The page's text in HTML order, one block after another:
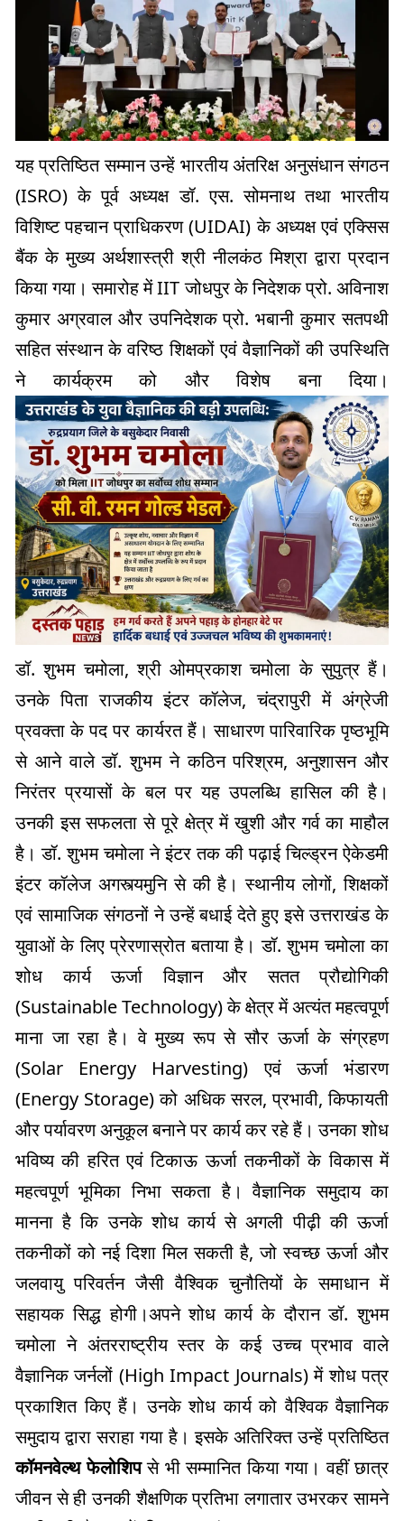
यह प्रतिष्ठित सम्मान उन्हें भारतीय अंतरिक्ष अनुसंधान संगठन
(ISRO) के पूर्व अध्यक्ष डॉ. एस. सोमनाथ तथा भारतीय
विशिष्ट पहचान प्राधिकरण (UIDAI) के अध्यक्ष एवं एक्सिस
बैंक के मुख्य अर्थशास्त्री श्री नीलकंठ मिश्रा द्वारा प्रदान
किया गया। समारोह में IIT जोधपुर के निदेशक प्रो. अविनाश
कुमार अग्रवाल और उपनिदेशक प्रो. भबानी कुमार सतपथी
सहित संस्थान के वरिष्ठ शिक्षकों एवं वैज्ञानिकों की उपस्थिति
ने कार्यक्रम को और विशेष बना दिया।
डॉ. शुभम चमोला, श्री ओमप्रकाश चमोला के सुपुत्र हैं।
उनके पिता राजकीय इंटर कॉलेज, चंद्रापुरी में अंग्रेजी
प्रवक्ता के पद पर कार्यरत हैं। साधारण पारिवारिक पृष्ठभूमि
से आने वाले डॉ. शुभम ने कठिन परिश्रम, अनुशासन और
निरंतर प्रयासों के बल पर यह उपलब्धि हासिल की है।
उनकी इस सफलता से पूरे क्षेत्र में खुशी और गर्व का माहौल
है। डॉ. शुभम चमोला ने इंटर तक की पढ़ाई चिल्ड्रन ऐकेडमी
इंटर कॉलेज अगस्त्यमुनि से की है।स्थानीय लोगों, शिक्षकों
एवं सामाजिक संगठनों ने उन्हें बधाई देते हुए इसे उत्तराखंड के
युवाओं के लिए प्रेरणास्रोत बताया है। डॉ. शुभम चमोला का
शोध कार्य ऊर्जा विज्ञान और सतत प्रौद्योगिकी
(Sustainable Technology) के क्षेत्र में अत्यंत महत्वपूर्ण
माना जा रहा है। वे मुख्य रूप से सौर ऊर्जा के संग्रहण
(Solar Energy Harvesting) एवं ऊर्जा भंडारण
(Energy Storage) को अधिक सरल, प्रभावी, किफायती
और पर्यावरण अनुकूल बनाने पर कार्य कर रहे हैं। उनका शोध
भविष्य की हरित एवं टिकाऊ ऊर्जा तकनीकों के विकास में
महत्वपूर्ण भूमिका निभा सकता है। वैज्ञानिक समुदाय का
मानना है कि उनके शोध कार्य से अगली पीढ़ी की ऊर्जा
तकनीकों को नई दिशा मिल सकती है, जो स्वच्छ ऊर्जा और
जलवायु परिवर्तन जैसी वैश्विक चुनौतियों के समाधान में
सहायक सिद्ध होगी।अपने शोध कार्य के दौरान डॉ. शुभम
चमोला ने अंतरराष्ट्रीय स्तर के कई उच्च प्रभाव वाले
वैज्ञानिक जर्नलों (High Impact Journals) में शोध पत्र
प्रकाशित किए हैं। उनके शोध कार्य को वैश्विक वैज्ञानिक
समुदाय द्वारा सराहा गया है। इसके अतिरिक्त उन्हें प्रतिष्ठित
कॉमनवेल्थ फेलोशिपसे भी सम्मानित किया गया। वहीं छात्र
जीवन से ही उनकी शैक्षणिक प्रतिभा लगातार उभरकर सामने